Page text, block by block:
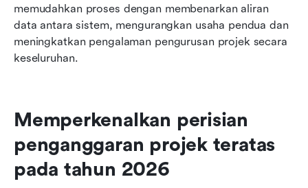
memudahkan proses dengan membenarkan aliran
data antara sistem, mengurangkan usaha pendua dan
meningkatkan pengalaman pengurusan projek secara
keseluruhan.
Memperkenalkan perisian
penganggaran projek teratas
pada tahun 2026